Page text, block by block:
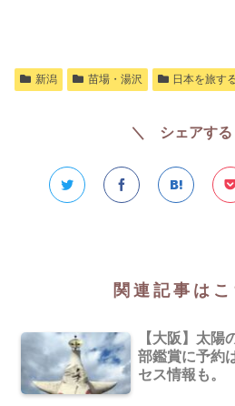
新潟 苗場・湯沢 日本を旅す
＼ シェアす
関連記事はこ
【大阪】太陽
部鑑賞に予約
セス情報も。